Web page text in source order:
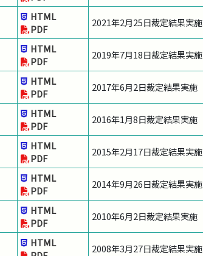
HTML
PDF
2021年2月25日裁定結果実施
HTML
PDF
2019年7月18日裁定結果実施
HTML
PDF
2017年6月2日裁定結果実施
HTML
PDF
2016年1月8日裁定結果実施
HTML
PDF
2015年2月17日裁定結果実施
HTML
PDF
2014年9月26日裁定結果実施
HTML
PDF
2010年6月2日裁定結果実施
HTML
2008年3月27日裁定結果実施